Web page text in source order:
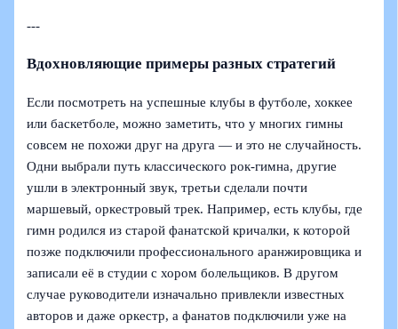
---
Вдохновляющие примеры разных стратегий
Если посмотреть на успешные клубы в футболе, хоккее
или баскетболе, можно заметить, что у многих гимны
совсем не похожи друг на друга — и это не случайность.
Одни выбрали путь классического рок-гимна, другие
ушли в электронный звук, третьи сделали почти
маршевый, оркестровый трек. Например, есть клубы, где
гимн родился из старой фанатской кричалки, к которой
позже подключили профессионального аранжировщика и
записали её в студии с хором болельщиков. В другом
случае руководители изначально привлекли известных
авторов и даже оркестр, а фанатов подключили уже на